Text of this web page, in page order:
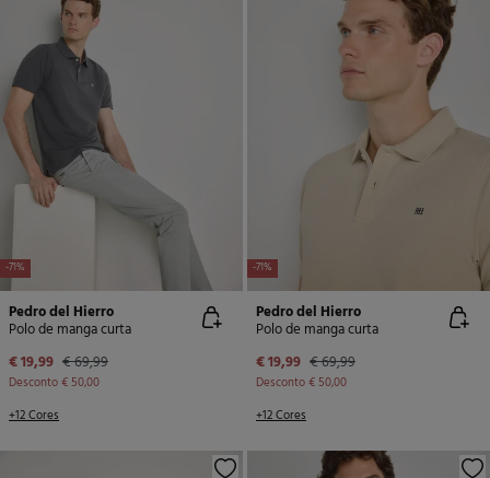
-71%
Pedro del Hierro
Polo de manga curta
€ 19,99 € 69,99
Desconto€ 50,00
+12 Cores
-71%
Pedro del Hierro
Polo de manga curta
€ 19,99 € 69,99
Desconto€ 50,00
+12 Cores